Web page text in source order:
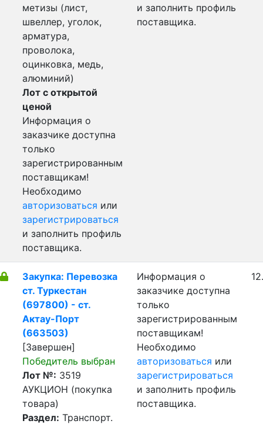
метизы (лист,
швеллер, уголок,
арматура,
проволока,
оцинковка, медь,
алюминий)
Лот с открытой
ценой
Информация о
заказчике доступна
только
зарегистрированным
поставщикам!
Необходимо
авторизоваться или
зарегистрироваться
и заполнить профиль
поставщика.
и заполнить профиль
поставщика.
Закупка: Перевозка
ст. Туркестан
(697800) - ст.
Актау-Порт
(663503)
[Завершен]
Победитель выбран
Лот №: 3519
АУКЦИОН (покупка
товара)
Раздел: Транспорт.
Информация о
заказчике доступна
только
зарегистрированным
поставщикам!
Необходимо
авторизоваться или
зарегистрироваться
и заполнить профиль
поставщика.